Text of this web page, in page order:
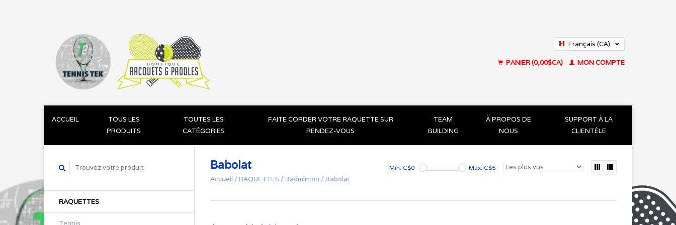
Français (CA)
PANIER (0,00$CA)
MON COMPTE
ACCUEIL
TOUS LES
PRODUITS
TOUTES LES
CATÉGORIES
FAITE CORDER VOTRE RAQUETTE SUR
RENDEZ-VOUS
TEAM
BUILDING
À PROPOS DE
NOUS
SUPPORT À LA
CLIENTÈLE
RAQUETTES
Tennis
Babolat
Accueil / RAQUETTES / Badminton / Babolat
Min: C$0 Max: C$5